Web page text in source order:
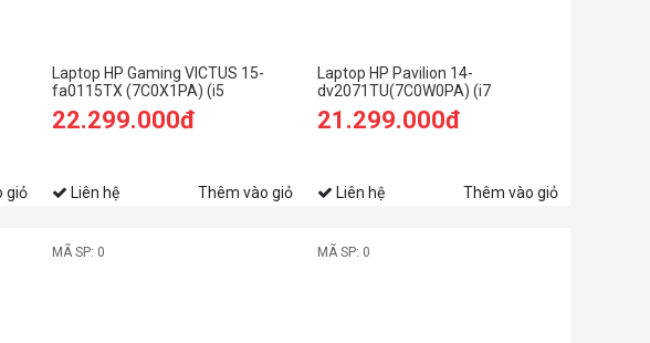
giỏ
Laptop HP Gaming VICTUS 15-
fa0115TX (7C0X1PA) (i5
12500H/8GB RAM/512GB
SSD/15.6 FHD 144Hz/GTX 3050
22.299.000đ
Liên hệ Thêm vào giỏ
Laptop HP Pavilion 14-
dv2071TU(7C0W0PA) (i7
1255U/16GB RAM/512GB SSD/14
FHD/Win11/Bạc)
21.299.000đ
Liên hệ Thêm vào giỏ
MÃ SP: 0 MÃ SP: 0